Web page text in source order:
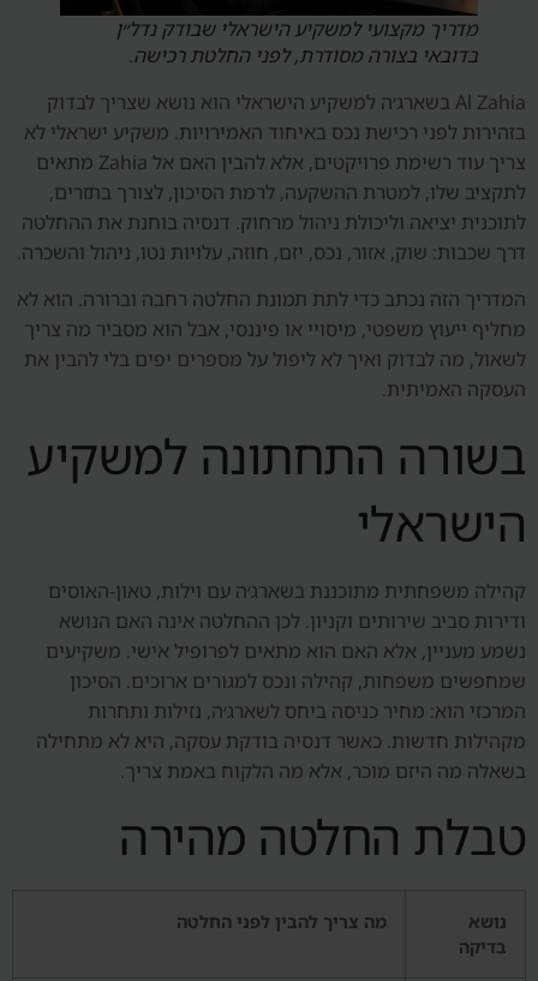
מדריך מקצועי למשקיע הישראלי שבודק נדל״ן
בדובאי בצורה מסודרת, לפני החלטת רכישה.
Al Zahia בשארג׳ה למשקיע הישראלי הוא נושא שצריך לבדוק
בזהירות לפני רכישת נכס באיחוד האמירויות. משקיע ישראלי לא
צריך עוד רשימת פרויקטים, אלא להבין האם אל Zahia מתאים
לתקציב שלו, למטרת ההשקעה, לרמת הסיכון, לצורך בתזרים,
לתוכנית יציאה וליכולת ניהול מרחוק. דנסיה בוחנת את ההחלטה
דרך שכבות: שוק, אזור, נכס, יזם, חוזה, עלויות נטו, ניהול והשכרה.
המדריך הזה נכתב כדי לתת תמונת החלטה רחבה וברורה. הוא לא
מחליף ייעוץ משפטי, מיסויי או פיננסי, אבל הוא מסביר מה צריך
לשאול, מה לבדוק ואיך לא ליפול על מספרים יפים בלי להבין את
העסקה האמיתית.
בשורה התחתונה למשקיע
הישראלי
קהילה משפחתית מתוכננת בשארג׳ה עם וילות, טאון-האוסים
ודירות סביב שירותים וקניון. לכן ההחלטה אינה האם הנושא
נשמע מעניין, אלא האם הוא מתאים לפרופיל אישי. משקיעים
שמחפשים משפחות, קהילה ונכס למגורים ארוכים. הסיכון
המרכזי הוא: מחיר כניסה ביחס לשארג׳ה, נזילות ותחרות
מקהילות חדשות. כאשר דנסיה בודקת עסקה, היא לא מתחילה
בשאלה מה היזם מוכר, אלא מה הלקוח באמת צריך.
טבלת החלטה מהירה
נושא
בדיקה
מה צריך להבין לפני החלטה